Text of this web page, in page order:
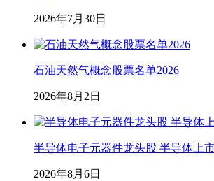
2026年7月30日
石油天然气概念股票名单2026
2026年8月2日
半导体电子元器件龙头股 半导体上
2026年8月6日